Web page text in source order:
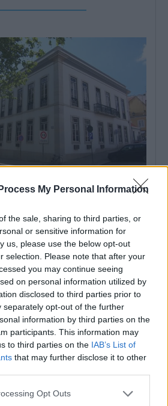
My Personal Information
the sale, sharing to third parties, or
or sensitive information for
us, please use the below opt-out
selection. Please note that after your
you may continue seeing
on personal information utilized by
disclosed to third parties prior to
separately opt-out of the further
information by third parties on the
participants. This information may
to third parties on the IAB’s List of
that may further disclose it to other
Opt Outs
cede habitação para alojar
Cacém, no distrito de Setúbal, celebrou